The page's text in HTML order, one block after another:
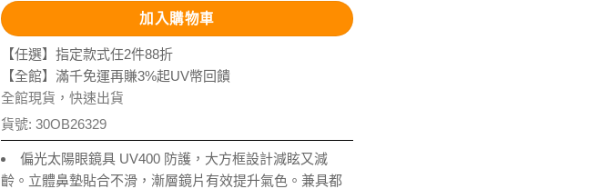
加入購物車
【任選】指定款式任2件88折
【全館】滿千免運再賺3%起UV幣回饋
全館現貨，快速出貨
貨號: 30OB26329
偏光太陽眼鏡具 UV400 防護，大方框設計減眩又減
齡。立體鼻墊貼合不滑，漸層鏡片有效提升氣色。兼具都